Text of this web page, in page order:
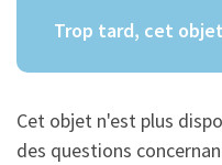
Trop tard, cet
Cet objet n'est plus
des questions